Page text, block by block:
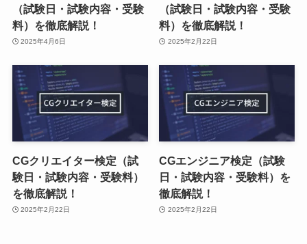
（試験日・試験内容・受験
料）を徹底解説！
2025年4月6日
（試験日・試験内容・受験
料）を徹底解説！
2025年2月22日
CGクリエイター検定（試
験日・試験内容・受験料）
を徹底解説！
2025年2月22日
CGエンジニア検定（試験
日・試験内容・受験料）を
徹底解説！
2025年2月22日